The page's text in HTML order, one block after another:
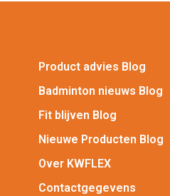
Product advies Blog
Badminton nieuws Blog
Fit blijven Blog
Nieuwe Producten Blog
Over KWFLEX
Contactgegevens